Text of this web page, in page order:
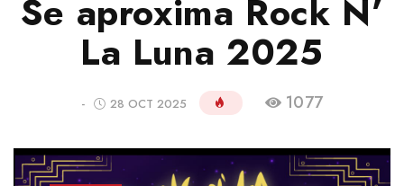
Se aproxima Rock N’
La Luna 2025
- 28 OCT 2025 1077